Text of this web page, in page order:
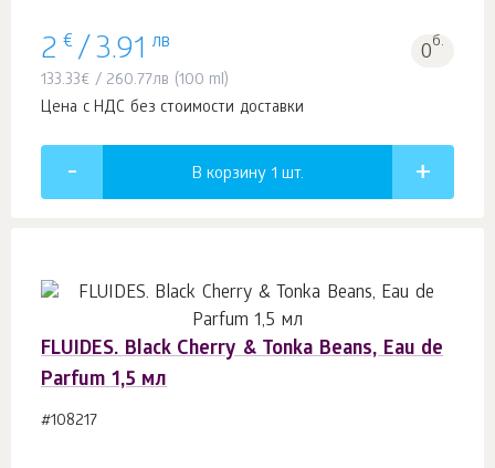
2 € / 3.91 лв 0б.
133.33€ / 260.77лв (100 ml)
Цена с НДС без стоимости доставки
В корзину 1 шт.
FLUIDES. Black Cherry & Tonka Beans, Eau de
Parfum 1,5 мл
#108217